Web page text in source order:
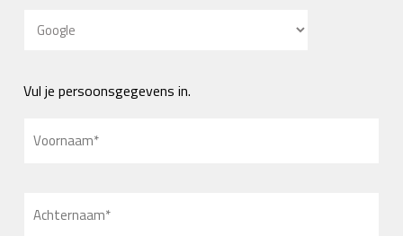
Vul je persoonsgegevens in.